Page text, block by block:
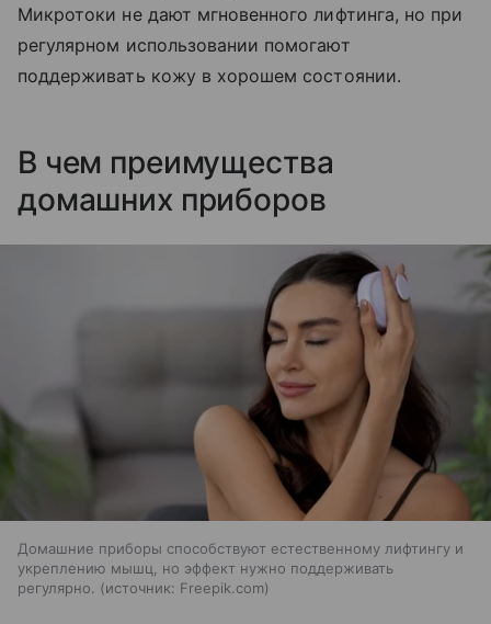
Микротоки не дают мгновенного лифтинга, но при
регулярном использовании помогают
поддерживать кожу в хорошем состоянии.
В чем преимущества
домашних приборов
Домашние приборы способствуют естественному лифтингу и
укреплению мышц, но эффект нужно поддерживать
регулярно.
источник: Freepik.com